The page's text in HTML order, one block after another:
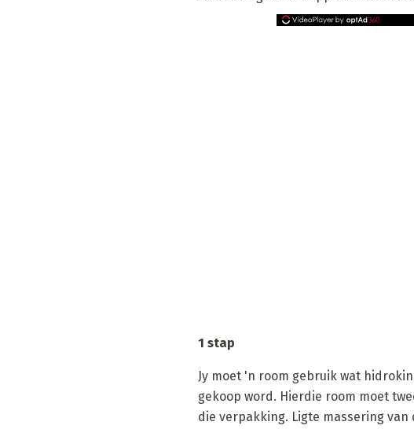
1 stap
Jy moet 'n room gebruik wat
gekoop word. Hierdie room moet
die verpakking. Ligte massering